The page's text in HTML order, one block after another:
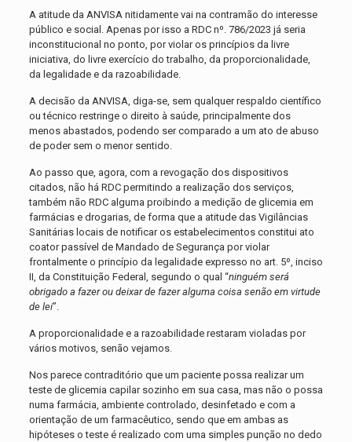
A atitude da ANVISA nitidamente vai na contramão do interesse
público e social. Apenas por isso a RDC nº. 786/2023 já seria
inconstitucional no ponto, por violar os princípios da livre
iniciativa, do livre exercício do trabalho, da proporcionalidade,
da legalidade e da razoabilidade.
A decisão da ANVISA, diga-se, sem qualquer respaldo científico
ou técnico restringe o direito à saúde, principalmente dos
menos abastados, podendo ser comparado a um ato de abuso
de poder sem o menor sentido.
Ao passo que, agora, com a revogação dos dispositivos
citados, não há RDC permitindo a realização dos serviços,
também não RDC alguma proibindo a medição de glicemia em
farmácias e drogarias, de forma que a atitude das Vigilâncias
Sanitárias locais de notificar os estabelecimentos constitui ato
coator passível de Mandado de Segurança por violar
frontalmente o princípio da legalidade expresso no art. 5º, inciso
II, da Constituição Federal, segundo o qual “ninguém será
obrigado a fazer ou deixar de fazer alguma coisa senão em virtude
de lei”.
A proporcionalidade e a razoabilidade restaram violadas por
vários motivos, senão vejamos.
Nos parece contraditório que um paciente possa realizar um
teste de glicemia capilar sozinho em sua casa, mas não o possa
numa farmácia, ambiente controlado, desinfetado e com a
orientação de um farmacêutico, sendo que em ambas as
hipóteses o teste é realizado com uma simples punção no dedo